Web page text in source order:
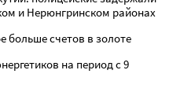
и Нерюнгринском районах
больше счетов в золоте
на период с 9